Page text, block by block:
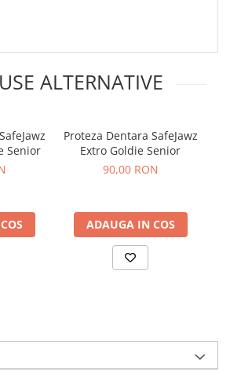
ALTERNATIVE
Senior
Proteza Dentara SafeJawz
Extro Goldie Senior
90,00 RON
ADAUGA IN COS